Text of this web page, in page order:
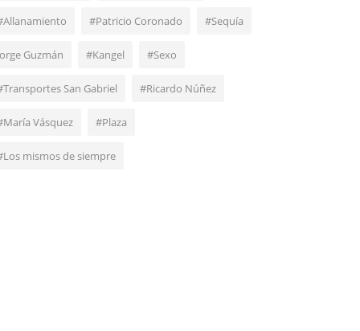
#Patricio Coronado #Sequía
Guzmán #Kangel #Sexo
San Gabriel #Ricardo Núñez
Vásquez #Plaza
mismos de siempre